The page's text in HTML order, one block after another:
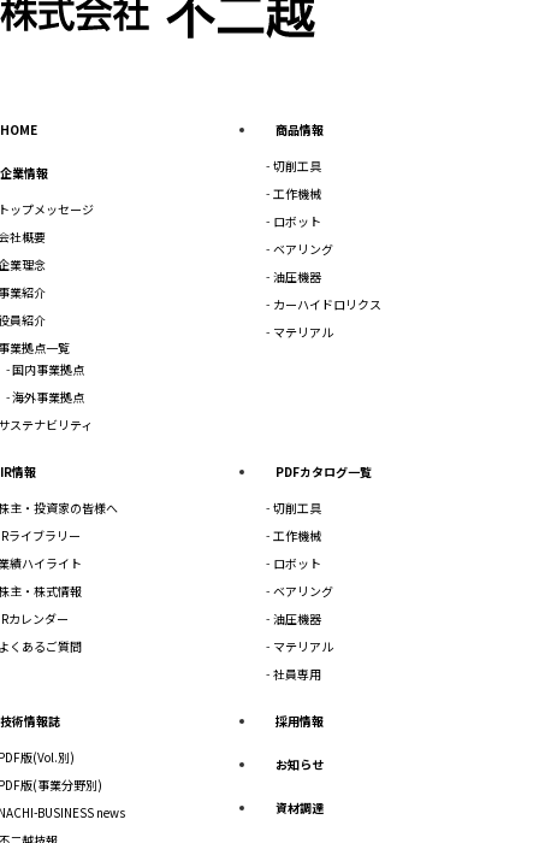
HOME
企業情報
ップメッセージ
社概要
業理念
業紹介
員紹介
業拠点一覧
国内事業拠点
海外事業拠点
ステナビリティ
商品情報
切削工具
工作機械
ロボット
ベアリング
油圧機器
カーハイドロリクス
マテリアル
IR情報
主・投資家の皆様へ
ライブラリー
績ハイライト
主・株式情報
カレンダー
くあるご質問
PDFカタログ一覧
切削工具
工作機械
ロボット
ベアリング
油圧機器
マテリアル
社員専用
技術情報誌
版(Vol.別)
版(事業分野別)
BUSINESS news
採用情報
お知らせ
資材調達